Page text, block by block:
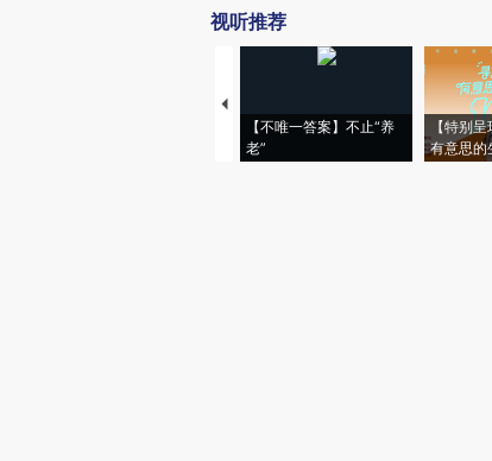
视听推荐
【不唯一答案】不止“养
老”
【特别
有意思的